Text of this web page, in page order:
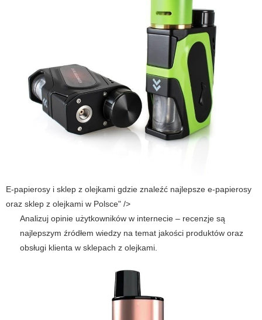
E-papierosy i sklep z olejkami gdzie znaleźć najlepsze e-papierosy
oraz sklep z olejkami w Polsce" />
Analizuj opinie użytkowników w internecie – recenzje są
najlepszym źródłem wiedzy na temat jakości produktów oraz
obsługi klienta w sklepach z olejkami.